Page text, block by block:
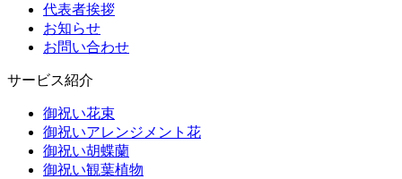
代表者挨拶
お知らせ
お問い合わせ
サービス紹介
御祝い花束
御祝いアレンジメント花
御祝い胡蝶蘭
御祝い観葉植物